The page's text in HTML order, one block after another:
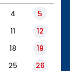
4
5
11
12
18
19
25
26